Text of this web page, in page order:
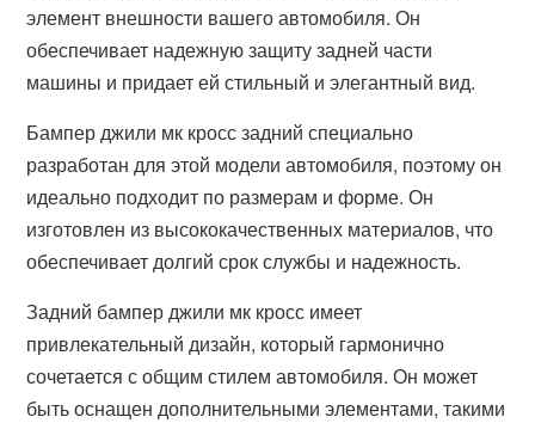
элемент внешности вашего автомобиля. Он
обеспечивает надежную защиту задней части
машины и придает ей стильный и элегантный вид.
Бампер джили мк кросс задний специально
разработан для этой модели автомобиля, поэтому он
идеально подходит по размерам и форме. Он
изготовлен из высококачественных материалов, что
обеспечивает долгий срок службы и надежность.
Задний бампер джили мк кросс имеет
привлекательный дизайн, который гармонично
сочетается с общим стилем автомобиля. Он может
быть оснащен дополнительными элементами, такими